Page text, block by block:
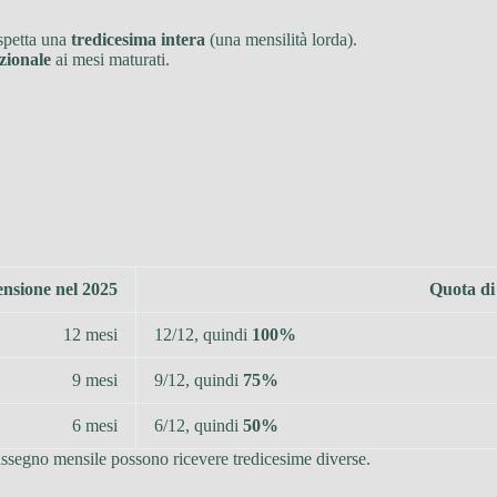
una tredicesima intera (una mensilità lorda).
ai mesi maturati.
nel 2025 Quota di
12 mesi 12/12, quindi 100%
9 mesi 9/12, quindi 75%
6 mesi 6/12, quindi 50%
mensile possono ricevere tredicesime diverse.